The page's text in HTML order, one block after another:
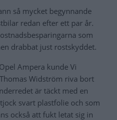
så mycket begynnande
redan efter ett par år.
som
drabbat just rostskyddet.
Ampera kunde Vi
Widström riva bort
är täckt med en
svart plastfolie och som
också att fukt letat sig in